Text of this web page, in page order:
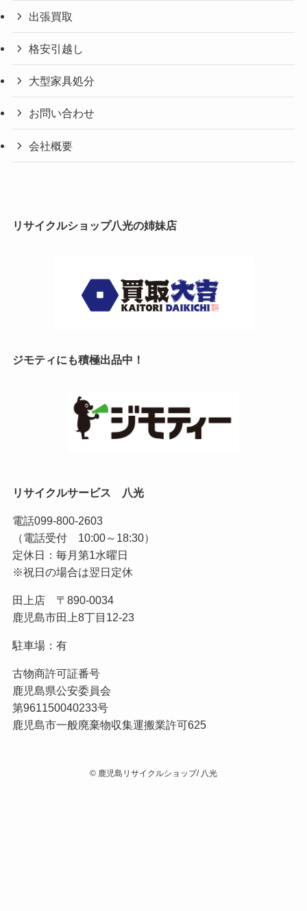
出張買取
格安引越し
大型家具処分
お問い合わせ
会社概要
リサイクルショップ八光の姉妹店
ジモティにも積極出品中！
リサイクルサービス 八光
電話099-800-2603
（電話受付 10:00～18:30）
定休日：毎月第1水曜日
※祝日の場合は翌日定休
田上店 〒890-0034
鹿児島市田上8丁目12-23
駐車場：有
古物商許可証番号
鹿児島県公安委員会
第961150040233号
鹿児島市一般廃棄物収集運搬業許可625
© 鹿児島リサイクルショップ/ 八光